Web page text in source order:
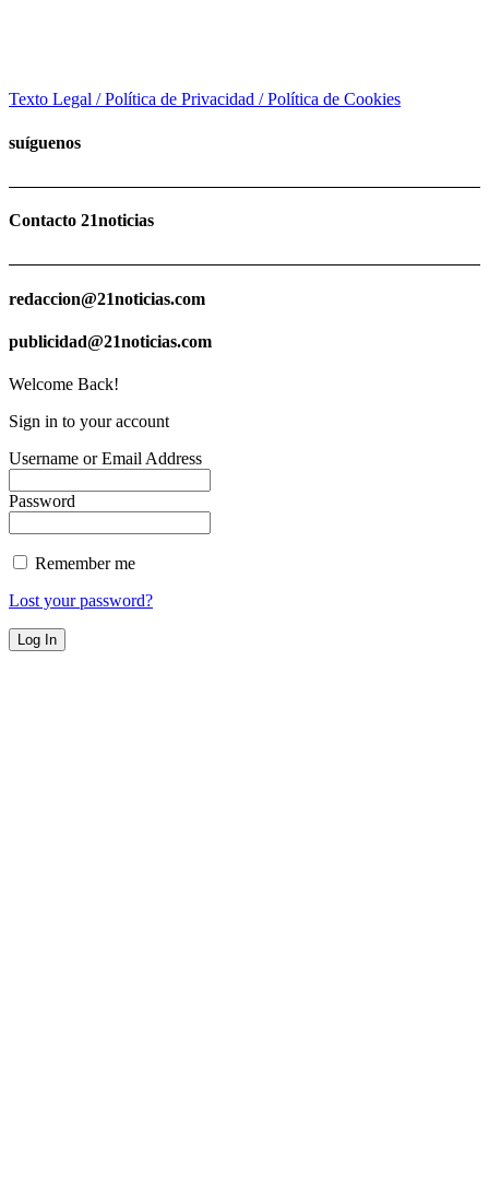
Texto Legal / Política de Privacidad / Política de Cookies
suíguenos
Contacto 21noticias
redaccion@21noticias.com
publicidad@21noticias.com
Welcome Back!
Sign in to your account
Username or Email Address
Password
Remember me
Lost your password?